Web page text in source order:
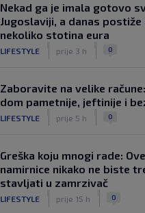
Nekad ga je imala gotovo
Jugoslaviji, a danas postiže
nekoliko stotina eura
LIFESTYLE prije 3 h 0
Zaboravite na velike
dom pametnije, jeftinije i
LIFESTYLE prije 5 h 0
Greška koju mnogi rade:
namirnice nikako ne biste
stavljati u zamrzivač
LIFESTYLE prije 15 h 0